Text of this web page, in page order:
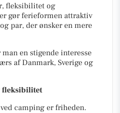
fleksibilitet og
gør ferieformen attraktiv
par, der ønsker en mere
man en stigende interesse
af Danmark, Sverige og
fleksibilitet
camping er friheden.